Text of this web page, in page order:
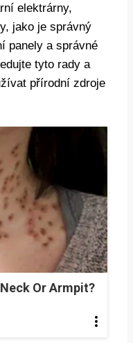
elektrárny,
jako je správný
panely a správné
tyto rady a
přírodní zdroje
Or Armpit?